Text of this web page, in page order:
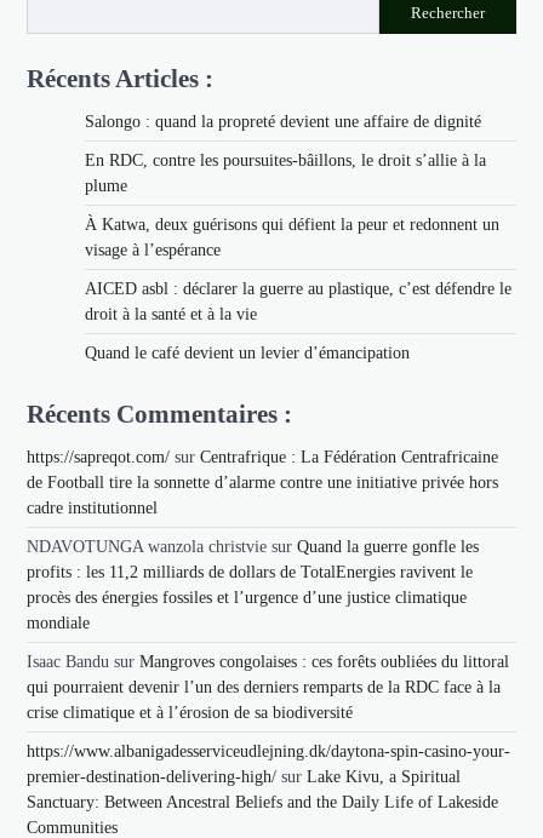
Rechercher
Récents Articles :
Salongo : quand la propreté devient une affaire de dignité
En RDC, contre les poursuites-bâillons, le droit s’allie à la
plume
À Katwa, deux guérisons qui défient la peur et redonnent un
visage à l’espérance
AICED asbl : déclarer la guerre au plastique, c’est défendre le
droit à la santé et à la vie
Quand le café devient un levier d’émancipation
Récents Commentaires :
https://sapreqot.com/ surCentrafrique : La Fédération Centrafricaine
de Football tire la sonnette d’alarme contre une initiative privée hors
cadre institutionnel
NDAVOTUNGA wanzola christvie surQuand la guerre gonfle les
profits : les 11,2 milliards de dollars de TotalEnergies ravivent le
procès des énergies fossiles et l’urgence d’une justice climatique
mondiale
Isaac Bandu surMangroves congolaises : ces forêts oubliées du littoral
qui pourraient devenir l’un des derniers remparts de la RDC face à la
crise climatique et à l’érosion de sa biodiversité
https://www.albanigadesserviceudlejning.dk/daytona-spin-casino-your-
premier-destination-delivering-high/ surLake Kivu, a Spiritual
Sanctuary: Between Ancestral Beliefs and the Daily Life of Lakeside
Communities